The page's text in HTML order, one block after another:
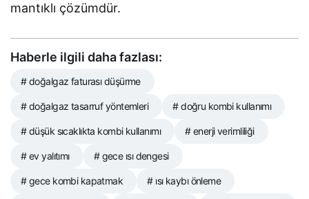
mantıklı çözümdür.
Haberle ilgili daha fazlası:
# doğalgaz faturası düşürme
# doğalgaz tasarruf yöntemleri # doğru kombi kullanımı
# düşük sıcaklıkta kombi kullanımı # enerji verimliliği
# ev yalıtımı # gece ısı dengesi
# gece kombi kapatmak # ısı kaybı önleme